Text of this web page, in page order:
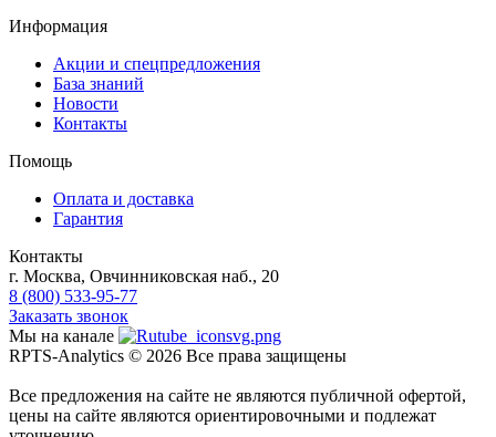
Информация
Акции и спецпредложения
База знаний
Новости
Контакты
Помощь
Оплата и доставка
Гарантия
Контакты
г. Москва, Овчинниковская наб., 20
8 (800) 533-95-77
Заказать звонок
Мы на канале
RPTS-Analytics © 2026 Все права защищены
Все предложения на сайте не являются публичной офертой,
цены на сайте являются ориентировочными и подлежат